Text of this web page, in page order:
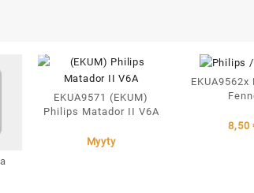
EKUA9571 (EKUM)
Philips Matador II V6A
Myyty
8,50